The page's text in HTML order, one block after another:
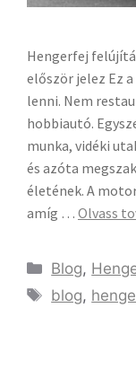
Hengerfej
először jelez Ez
lenni. Nem
hobbiautó.
munka, vidéki
és azóta
életének. A
amíg … Olvass
Blog,
blog,